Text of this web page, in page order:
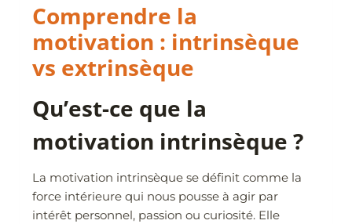
Comprendre la
motivation : intrinsèque
vs extrinsèque
Qu’est-ce que la
motivation intrinsèque ?
La motivation intrinsèque se définit comme la
force intérieure qui nous pousse à agir par
intérêt personnel, passion ou curiosité. Elle